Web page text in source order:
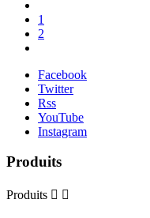
1
2
Facebook
Twitter
Rss
YouTube
Instagram
Produits
Produits  